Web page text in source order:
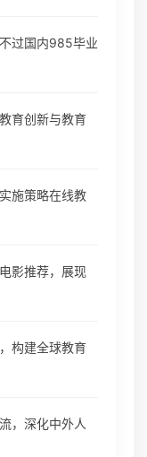
过国内985毕业
育创新与教育
施策略在线教
影推荐，展现
构建全球教育
，深化中外人